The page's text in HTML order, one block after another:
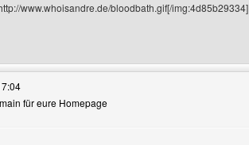
www.whoisandre.de/bloodbath.gif[/img:4d85b29334]
Benutzers besuchen: bloodbath
für eure Homepage